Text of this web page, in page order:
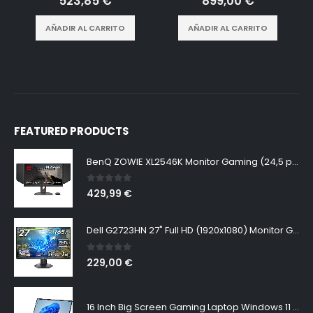
AÑADIR AL CARRITO AÑADIR AL CARRITO
FEATURED PRODUCTS
BenQ ZOWIE XL2546K Monitor Gaming (24,5 pulgadas, FHD 1080p, 240 Hz, 0.5ms, DyAc+, XL Setting to Share, S switch, Shielding Hood)
0out of 5
429,99 €
Dell G2723HN 27" Full HD (1920x1080) Monitor Gaming, 165Hz, Fast IPS, 1ms, AMD FreeSync Premium, NVIDIA G-SYNC Compatible, 99% sRGB, DisplayPort, 2x HDMI, Negro
0out of 5
229,00 €
16 Inch Big Screen Gaming Laptop Windows 11 Pro, Intel i9 12900H GeForce RTX 3060 6G, 64GB DDR4 2TB NVMe, 2.5K IPS 165Hz Notebook Gamer PC Computer, WiFi6 BT5.2, Colorful Backlit Keyboard